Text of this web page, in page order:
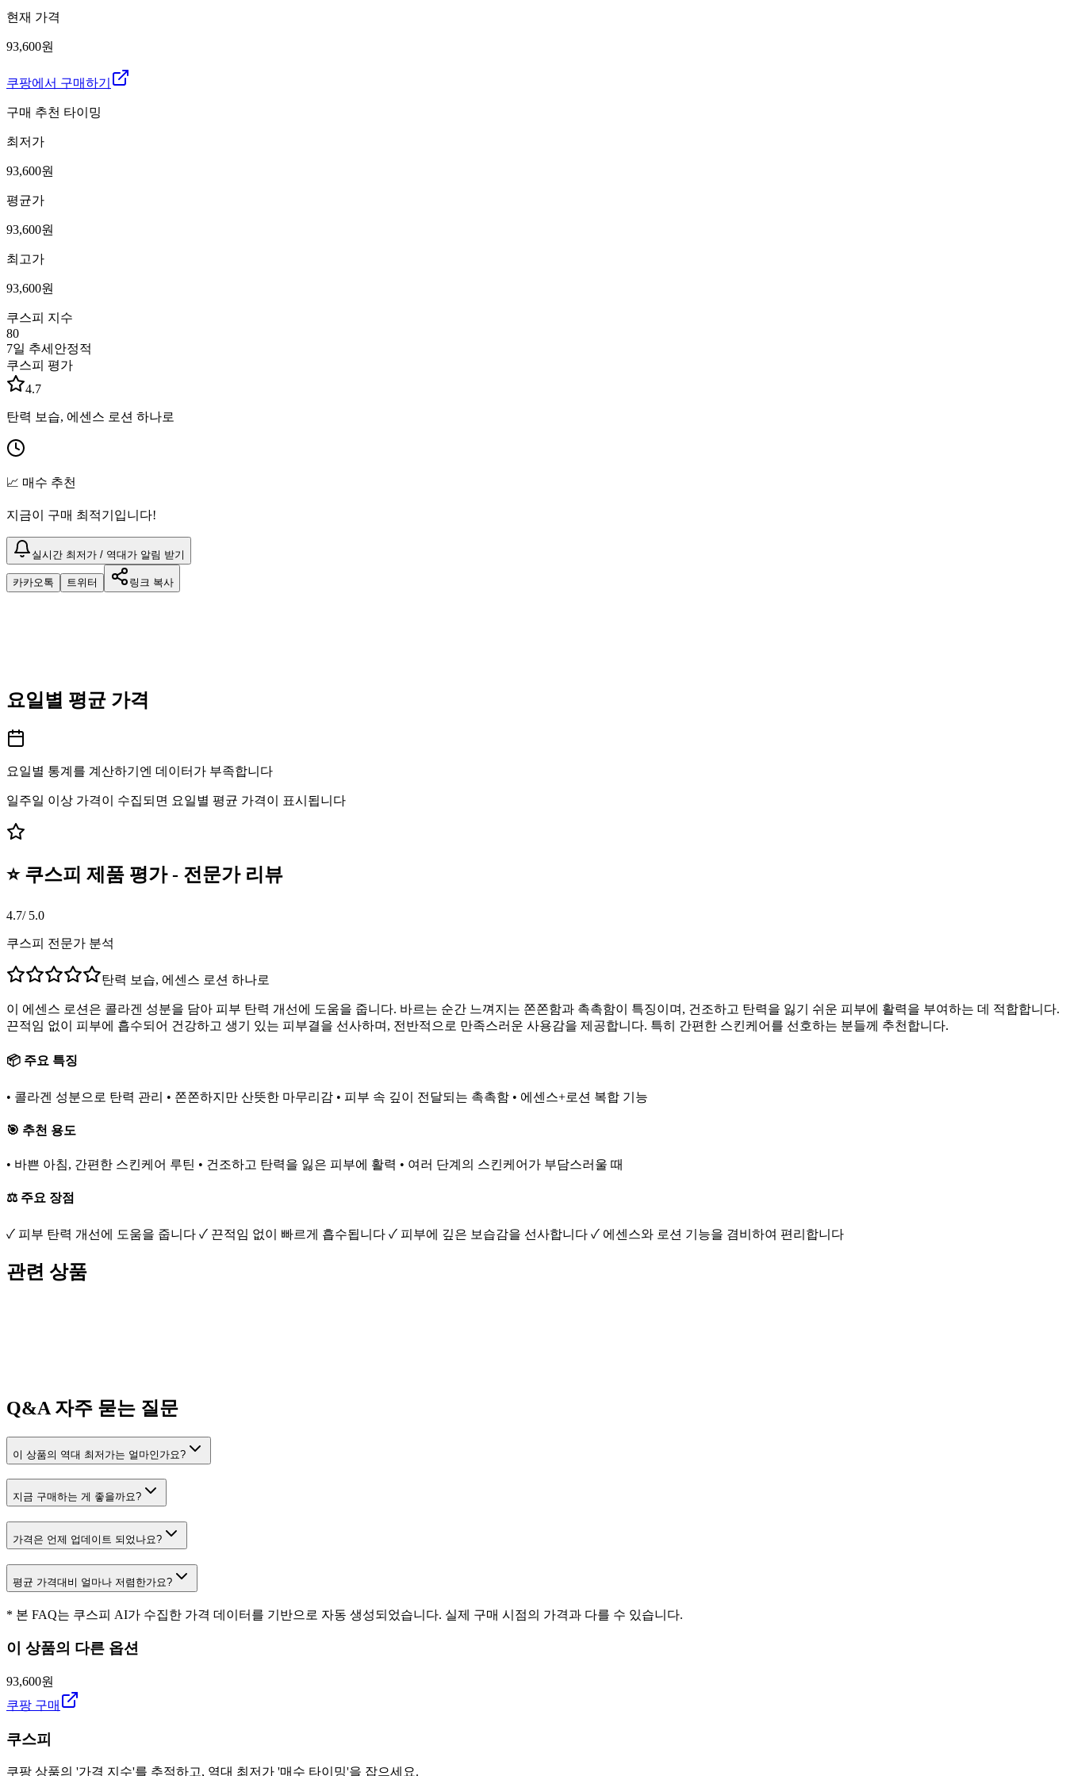
현재 가격
93,600원
쿠팡에서 구매하기
구매 추천 타이밍
최저가
93,600원
평균가
93,600원
최고가
93,600원
쿠스피 지수
80
7일 추세 안정적
쿠스피 평가
4.7
탄력 보습, 에센스 로션 하나로
📈 매수 추천
지금이 구매 최적기입니다!
실시간 최저가 / 역대가 알림 받기
카카오톡 트위터 링크 복사
요일별 평균 가격
요일별 통계를 계산하기엔 데이터가 부족합니다
일주일 이상 가격이 수집되면 요일별 평균 가격이 표시됩니다
⭐ 쿠스피 제품 평가 - 전문가 리뷰
4.7/ 5.0
쿠스피 전문가 분석
탄력 보습, 에센스 로션 하나로
이 에센스 로션은 콜라겐 성분을 담아 피부 탄력 개선에 도움을 줍니다. 바르는 순간 느껴지는 쫀쫀함과 촉촉함이 특징이며, 건조하고 탄력을 잃기 쉬운 피부에 활력을 부여하는 데 적합합니다.
끈적임 없이 피부에 흡수되어 건강하고 생기 있는 피부결을 선사하며, 전반적으로 만족스러운 사용감을 제공합니다. 특히 간편한 스킨케어를 선호하는 분들께 추천합니다.
📦 주요 특징
• 콜라겐 성분으로 탄력 관리 • 쫀쫀하지만 산뜻한 마무리감 • 피부 속 깊이 전달되는 촉촉함 • 에센스+로션 복합 기능
🎯 추천 용도
• 바쁜 아침, 간편한 스킨케어 루틴 • 건조하고 탄력을 잃은 피부에 활력 • 여러 단계의 스킨케어가 부담스러울 때
⚖️ 주요 장점
✓ 피부 탄력 개선에 도움을 줍니다 ✓ 끈적임 없이 빠르게 흡수됩니다 ✓ 피부에 깊은 보습감을 선사합니다 ✓ 에센스와 로션 기능을 겸비하여 편리합니다
관련 상품
Q&A 자주 묻는 질문
이 상품의 역대 최저가는 얼마인가요?
지금 구매하는 게 좋을까요?
가격은 언제 업데이트 되었나요?
평균 가격대비 얼마나 저렴한가요?
* 본 FAQ는 쿠스피 AI가 수집한 가격 데이터를 기반으로 자동 생성되었습니다. 실제 구매 시점의 가격과 다를 수 있습니다.
이 상품의 다른 옵션
93,600원
쿠팡 구매
쿠스피
쿠팡 상품의 '가격 지수'를 추적하고, 역대 최저가 '매수 타이밍'을 잡으세요.